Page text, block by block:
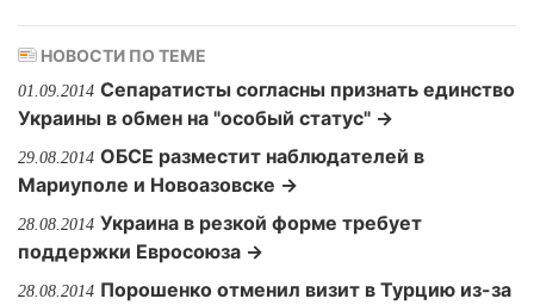
НОВОСТИ ПО ТЕМЕ
01.09.2014 Сепаратисты согласны признать единство
Украины в обмен на "особый статус" →
29.08.2014 ОБСЕ разместит наблюдателей в
Мариуполе и Новоазовске →
28.08.2014 Украина в резкой форме требует
поддержки Евросоюза →
28.08.2014 Порошенко отменил визит в Турцию из-за